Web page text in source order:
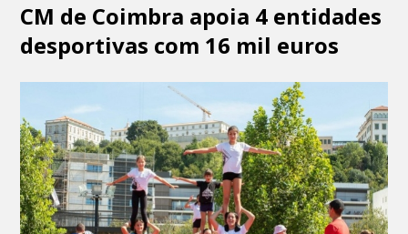
CM de Coimbra apoia 4 entidades
desportivas com 16 mil euros